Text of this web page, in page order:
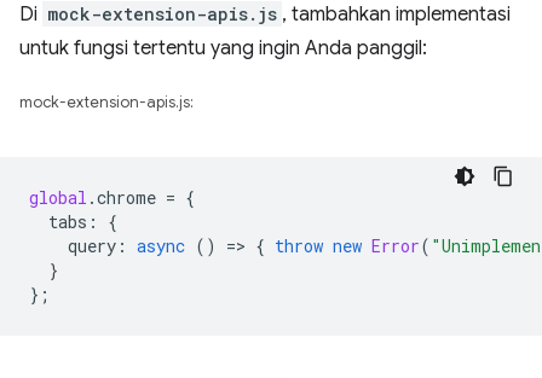
Di mock-extension-apis.js , tambahkan implementasi
untuk fungsi tertentu yang ingin Anda panggil:
mock-extension-apis.js:
global .chrome = {
tabs :
{
query : async () => { throw new Error(
}
};